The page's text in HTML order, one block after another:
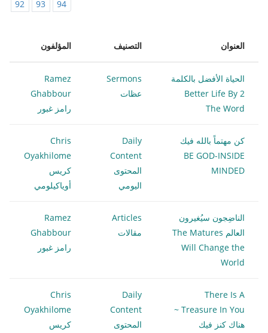
92
93 94
العنوان التصنيف المؤلفون
الحياة الأفضل بالكلمة
2 Better Life By
The Word
Sermons
عظات
Ramez
Ghabbour
رامز غبور
كن مهتماً بالله فيك
BE GOD-INSIDE
MINDED
Daily
Content
المحتوى
اليومي
Chris
Oyakhilome
كريس
أوياكيلومي
الناضِجون سيُغيرون
العالم The Matures
Will Change the
World
Articles
مقالات
Ramez
Ghabbour
رامز غبور
There Is A
Treasure In You ~
هناك كنز فيك
Daily
Content
المحتوى
Chris
Oyakhilome
كريس